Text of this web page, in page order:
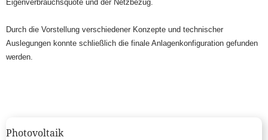
Eigenverbrauchsquote und der Netzbezug.
Durch die Vorstellung verschiedener Konzepte und technischer
Auslegungen konnte schließlich die finale Anlagenkonfiguration gefunden
werden.
Photovoltaik